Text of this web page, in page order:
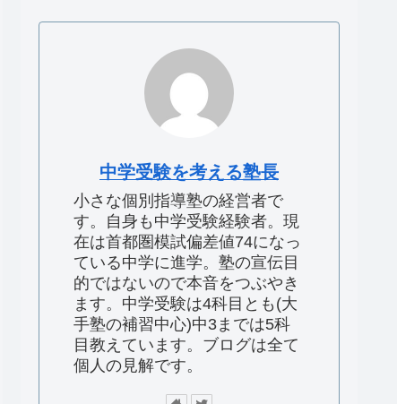
中学受験を考える塾長
小さな個別指導塾の経営者で
す。自身も中学受験経験者。現
在は首都圏模試偏差値74になっ
ている中学に進学。塾の宣伝目
的ではないので本音をつぶやき
ます。中学受験は4科目とも(大
手塾の補習中心)中3までは5科
目教えています。ブログは全て
個人の見解です。